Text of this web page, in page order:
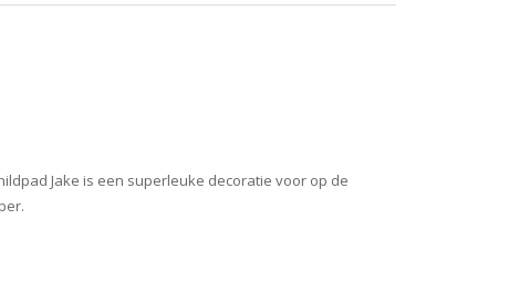
Jake is een superleuke decoratie voor op de